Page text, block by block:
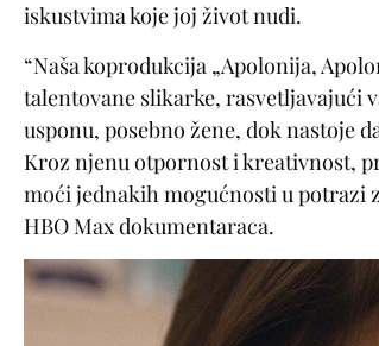
iskustvima koje joj život nudi.
“Naša koprodukcija „Apolonija,
talentovane slikarke, rasvetljavajući
usponu, posebno žene, dok nastoje
Kroz njenu otpornost i kreativnost,
moći jednakih mogućnosti u potrazi
HBO Max dokumentaraca.